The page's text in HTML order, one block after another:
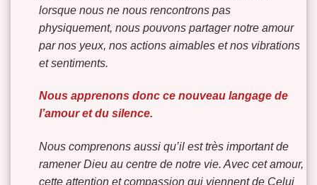
lorsque nous ne nous rencontrons pas
physiquement, nous pouvons partager notre amour
par nos yeux, nos actions aimables et nos vibrations
et sentiments.
Nous apprenons donc ce nouveau langage de
l’amour et du silence.
Nous comprenons aussi qu’il est très important de
ramener Dieu au centre de notre vie. Avec cet amour,
cette attention et compassion qui viennent de Celui